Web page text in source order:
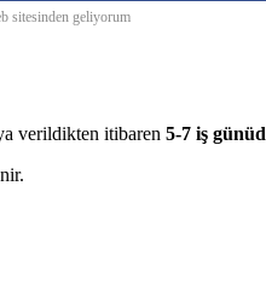
sitesinden geliyorum
verildikten itibaren 5-7 iş